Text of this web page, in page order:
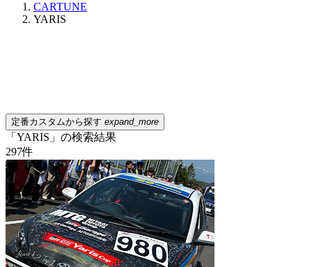
CARTUNE
YARIS
定番カスタムから探す expand_more
「YARIS」の検索結果
297件